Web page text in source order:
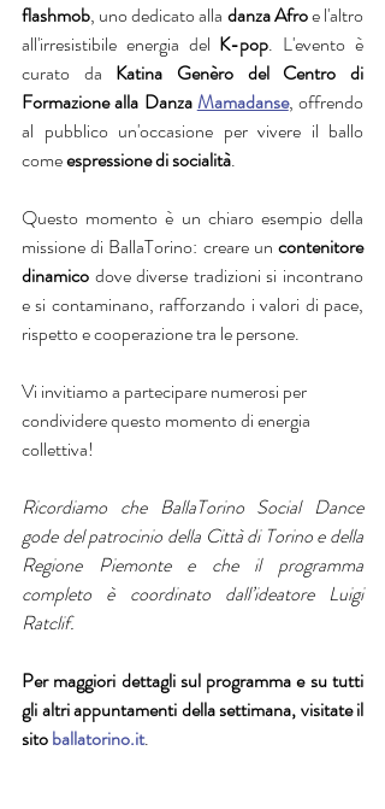
flashmob, uno dedicato alla danza Afro e l'altro
all'irresistibile energia del K-pop. L'evento è
curato da Katina Genèro del Centro di
Formazione alla Danza Mamadanse, offrendo
al pubblico un'occasione per vivere il ballo
come espressione di socialità.
Questo momento è un chiaro esempio della
missione di BallaTorino: creare un contenitore
dinamico dove diverse tradizioni si incontrano
e si contaminano, rafforzando i valori di pace,
rispetto e cooperazione tra le persone.
Vi invitiamo a partecipare numerosi per
condividere questo momento di energia
collettiva!
Ricordiamo che BallaTorino Social Dance
gode del patrocinio della Città di Torino e della
Regione Piemonte e che il programma
completo è coordinato dall’ideatore Luigi
Ratclif.
Per maggiori dettagli sul programma e su tutti
gli altri appuntamenti della settimana, visitate il
sito ballatorino.it.